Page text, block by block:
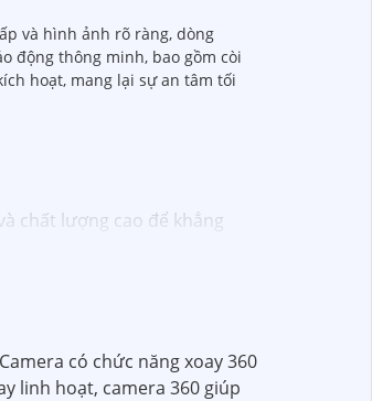
và hình ảnh rõ ràng, dòng
động thông minh, bao gồm còi
hoạt, mang lại sự an tâm tối
chất lượng cao để khẳng
camera wifi, camera
sử dụng.
Nam là một lựa chọn hàng
có chức năng xoay 360
linh hoạt, camera 360 giúp